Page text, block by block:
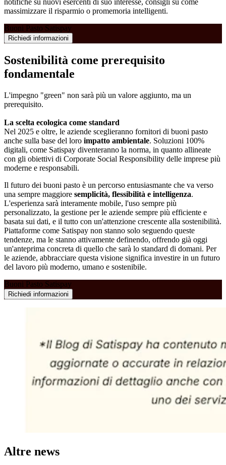
massimizzare il risparmio o promemoria intelligenti.
Buoni Pasto Satispay
Richiedi informazioni
Sostenibilità come prerequisito
fondamentale
L'impegno "green" non sarà più un valore aggiunto, ma un
prerequisito.
La scelta ecologica come standard
Nel 2025 e oltre, le aziende sceglieranno fornitori di buoni pasto
anche sulla base del loro impatto ambientale. Soluzioni 100%
digitali, come Satispay diventeranno la norma, in quanto allineate
con gli obiettivi di Corporate Social Responsibility delle imprese più
moderne e responsabili.
Il futuro dei buoni pasto è un percorso entusiasmante che va verso
una sempre maggiore semplicità, flessibilità e intelligenza.
L'esperienza sarà interamente mobile, l'uso sempre più
personalizzato, la gestione per le aziende sempre più efficiente e
basata sui dati, e il tutto con un'attenzione crescente alla sostenibilità.
Piattaforme come Satispay non stanno solo seguendo queste
tendenze, ma le stanno attivamente definendo, offrendo già oggi
un'anteprima concreta di quello che sarà lo standard di domani. Per
le aziende, abbracciare questa visione significa investire in un futuro
del lavoro più moderno, umano e sostenibile.
Buoni Pasto Satispay
Richiedi informazioni
Altre news